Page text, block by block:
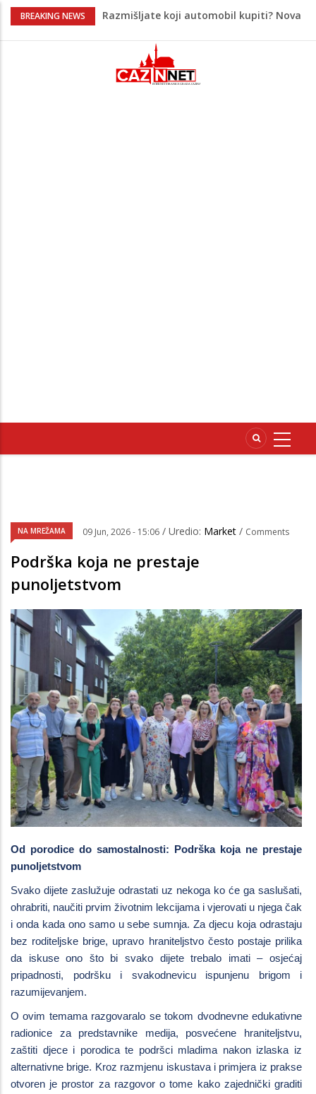
BREAKING NEWS
Razmišljate koji automobil kupiti? Nova
Pet namirnica za doručak koje će vas
držati sitima sve do ručka
Potvrda i iz kluba: Dženan Pejčinović
NA MREŽAMA 09 Jun, 2026 - 15:06 / Uredio: Market / Comments
Podrška koja ne prestaje
punoljetstvom
Od porodice do samostalnosti: Podrška koja ne prestaje
punoljetstvom
Svako dijete zaslužuje odrastati uz nekoga ko će ga saslušati,
ohrabriti, naučiti prvim životnim lekcijama i vjerovati u njega čak
i onda kada ono samo u sebe sumnja. Za djecu koja odrastaju
bez roditeljske brige, upravo hraniteljstvo često postaje prilika
da iskuse ono što bi svako dijete trebalo imati – osjećaj
pripadnosti, podršku i svakodnevicu ispunjenu brigom i
razumijevanjem.
O ovim temama razgovaralo se tokom dvodnevne edukativne
radionice za predstavnike medija, posvećene hraniteljstvu,
zaštiti djece i porodica te podršci mladima nakon izlaska iz
alternativne brige. Kroz razmjenu iskustava i primjera iz prakse
otvoren je prostor za razgovor o tome kako zajednički graditi